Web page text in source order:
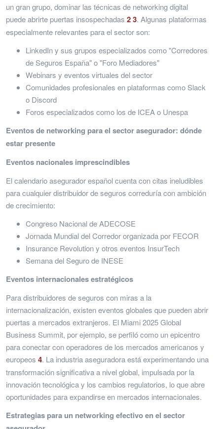
un gran grupo, dominar las técnicas de networking digital
puede abrirte puertas insospechadas 23. Algunas plataformas
especialmente relevantes para el sector son:
LinkedIn y sus grupos especializados como "Corredores
de Seguros España" o "Foro Mediadores"
Webinars y eventos virtuales del sector
Comunidades profesionales en plataformas como Slack
o Discord
Foros especializados como los de ICEA o Unespa
Eventos de networking para el sector asegurador: dónde
estar presente
Eventos nacionales imprescindibles
El calendario asegurador español cuenta con citas ineludibles
para cualquier distribuidor de seguros correduría con ambición
de crecimiento:
Congreso Nacional de ADECOSE
Jornada Mundial del Corredor organizada por FECOR
Insurance Revolution y otros eventos InsurTech
Semana del Seguro de INESE
Eventos internacionales estratégicos
Para distribuidores de seguros con miras a la
internacionalización, existen eventos globales que pueden abrir
puertas a mercados extranjeros. El Miami 2025 Global
Business Summit, por ejemplo, se perfiló como un epicentro
para conectar con operadores de los mercados americanos y
europeos 4. La industria aseguradora está experimentando una
transformación significativa a nivel global, impulsada por la
innovación tecnológica y los cambios regulatorios, lo que abre
oportunidades para expandirse en mercados internacionales.
Estrategias para un networking efectivo en el sector